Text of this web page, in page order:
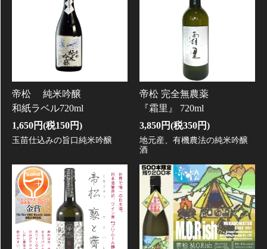
帝松 純米吟醸
和紙ラベル720ml
1,650円(税150円)
玉苗仕込みの旨口純米吟醸
帝松 完全無農薬
『霜里』 720ml
3,850円(税350円)
地元産、有機農法の純米吟醸
酒